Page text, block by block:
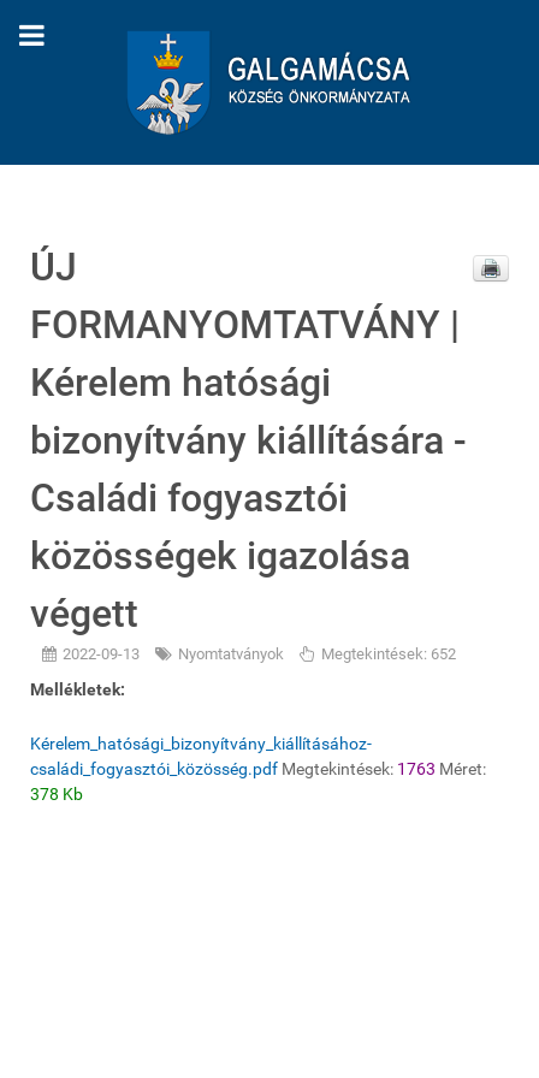
ÚJ
FORMANYOMTATVÁNY |
Kérelem hatósági
bizonyítvány kiállítására -
Családi fogyasztói
közösségek igazolása
végett
2022-09-13 Nyomtatványok Megtekintések: 652
Mellékletek:
Kérelem_hatósági_bizonyítvány_kiállításához-
családi_fogyasztói_közösség.pdf Megtekintések: 1763 Méret:
378 Kb